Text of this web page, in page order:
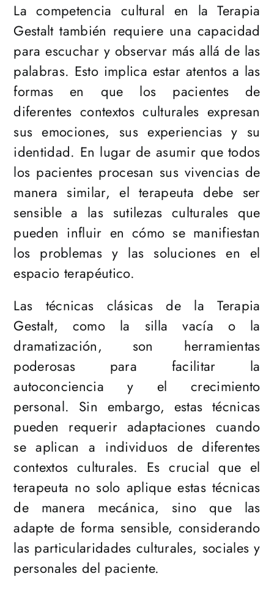
La competencia cultural en la Terapia
Gestalt también requiere una capacidad
para escuchar y observar más allá de las
palabras. Esto implica estar atentos a las
formas en que los pacientes de
diferentes contextos culturales expresan
sus emociones, sus experiencias y su
identidad. En lugar de asumir que todos
los pacientes procesan sus vivencias de
manera similar, el terapeuta debe ser
sensible a las sutilezas culturales que
pueden influir en cómo se manifiestan
los problemas y las soluciones en el
espacio terapéutico.
Las técnicas clásicas de la Terapia
Gestalt, como la silla vacía o la
dramatización, son herramientas
poderosas para facilitar la
autoconciencia y el crecimiento
personal. Sin embargo, estas técnicas
pueden requerir adaptaciones cuando
se aplican a individuos de diferentes
contextos culturales. Es crucial que el
terapeuta no solo aplique estas técnicas
de manera mecánica, sino que las
adapte de forma sensible, considerando
las particularidades culturales, sociales y
personales del paciente.